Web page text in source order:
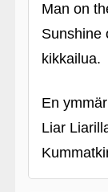
Man on
Sunshine
kikkailua.
En
Liar